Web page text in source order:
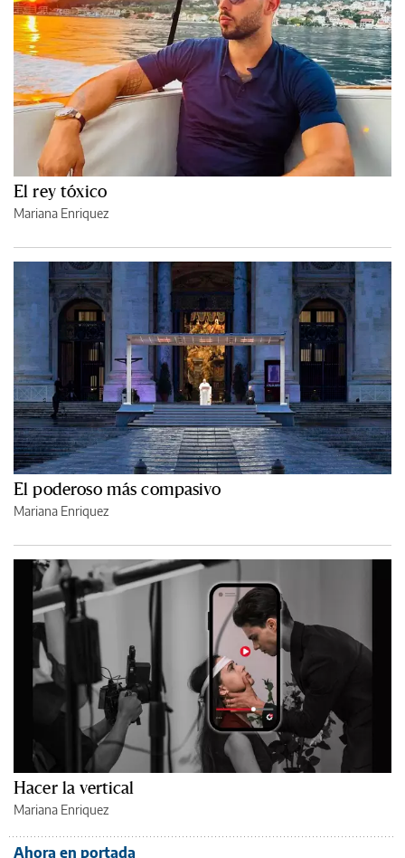
El rey tóxico
Mariana Enriquez
El poderoso más compasivo
Mariana Enriquez
Hacer la vertical
Mariana Enriquez
Ahora en portada